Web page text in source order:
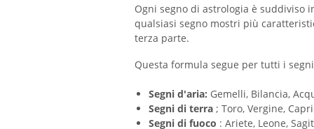
Ogni segno di astrologia è suddiviso
qualsiasi segno mostri più
terza parte.
Questa formula segue per tutti i
Segni d'aria: Gemelli, Bilancia,
Segni di terra ; Toro, Vergine,
Segni di fuoco : Ariete, Leone,